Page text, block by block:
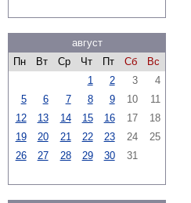
август
Пн
Вт Ср Чт Пт Сб
Вс
1
2 3
4
5
6 7 8 9 10
11
12
13 14 15 16 17
18
19
20 21 22 23 24
25
26
27 28 29 30 31